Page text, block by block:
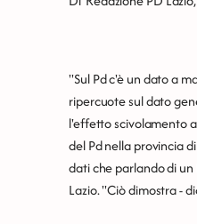
"Sul Pd c'è un dato a
ripercuote sul dato
l'effetto scivolamento
del Pd nella provincia
dati che parlando di un
Lazio. "Ciò dimostra -